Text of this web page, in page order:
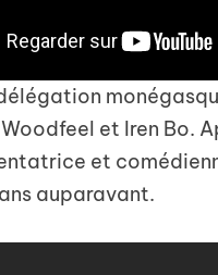
et Iren Bo.
et
auparavant.